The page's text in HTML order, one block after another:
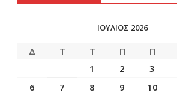
ΙΟΥΛΙΟΣ 2026
Δ Τ Τ Π Π
1
2 3
6
7 8 9 10